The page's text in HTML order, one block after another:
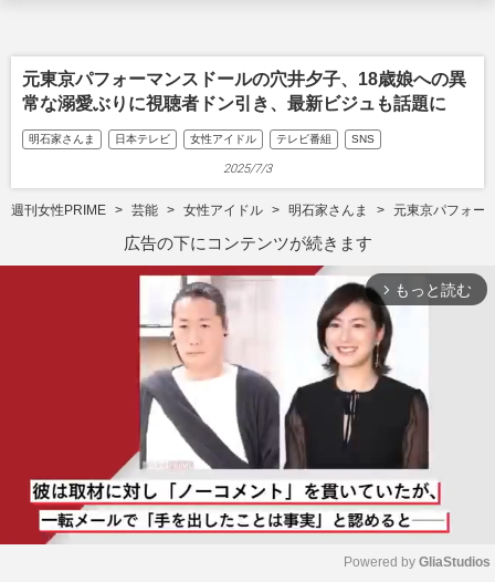
元東京パフォーマンスドールの穴井夕子、18歳娘への異
常な溺愛ぶりに視聴者ドン引き、最新ビジュも話題に
明石家さんま 日本テレビ 女性アイドル テレビ番組 SNS
2025/7/3
週刊女性PRIME 芸能 女性アイドル 明石家さんま 元東京パフォー
広告の下にコンテンツが続きます
arrow_forward_ios もっと読む
Powered by GliaStudios